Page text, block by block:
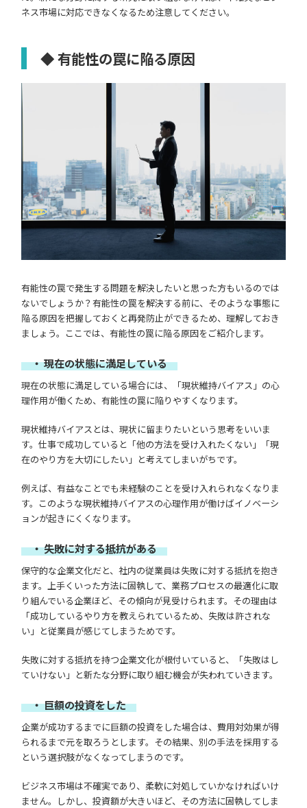
ネス市場に対応できなくなるため注意してください。
◆ 有能性の罠に陥る原因
有能性の罠で発生する問題を解決したいと思った方もいるのでは
ないでしょうか？有能性の罠を解決する前に、そのような事態に
陥る原因を把握しておくと再発防止ができるため、理解しておき
ましょう。ここでは、有能性の罠に陥る原因をご紹介します。
・ 現在の状態に満足している
現在の状態に満足している場合には、「現状維持バイアス」の心
理作用が働くため、有能性の罠に陥りやすくなります。
現状維持バイアスとは、現状に留まりたいという思考をいいま
す。仕事で成功していると「他の方法を受け入れたくない」「現
在のやり方を大切にしたい」と考えてしまいがちです。
例えば、有益なことでも未経験のことを受け入れられなくなりま
す。このような現状維持バイアスの心理作用が働けばイノベーシ
ョンが起きにくくなります。
・ 失敗に対する抵抗がある
保守的な企業文化だと、社内の従業員は失敗に対する抵抗を抱き
ます。上手くいった方法に固執して、業務プロセスの最適化に取
り組んでいる企業ほど、その傾向が見受けられます。その理由は
「成功しているやり方を教えられているため、失敗は許されな
い」と従業員が感じてしまうためです。
失敗に対する抵抗を持つ企業文化が根付いていると、「失敗はし
ていけない」と新たな分野に取り組む機会が失われていきます。
・ 巨額の投資をした
企業が成功するまでに巨額の投資をした場合は、費用対効果が得
られるまで元を取ろうとします。その結果、別の手法を採用する
という選択肢がなくなってしまうのです。
ビジネス市場は不確実であり、柔軟に対処していかなければいけ
ません。しかし、投資額が大きいほど、その方法に固執してしま